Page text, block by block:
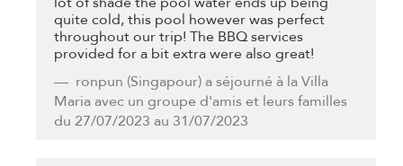
quite cold, this pool however was perfect
throughout our trip! The BBQ services
provided for a bit extra were also great!
ronpun (Singapour) a séjourné à la Villa
Maria avec un groupe d'amis et leurs familles
du 27/07/2023 au 31/07/2023